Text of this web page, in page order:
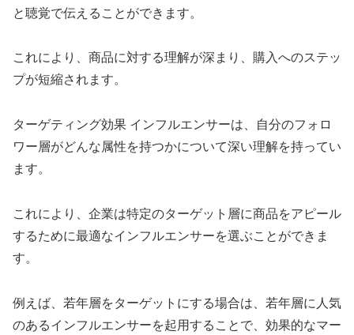
と聴覚で伝えることができます。
これにより、商品に対する理解が深まり、購入へのステッ
プが短縮されます。
ターゲティング効果 インフルエンサーは、自分のフォロ
ワー層がどんな属性を持つかについて深い理解を持ってい
ます。
これにより、企業は特定のターゲット層に商品をアピール
するために最適なインフルエンサーを選ぶことができま
す。
例えば、若年層をターゲットにする場合は、若年層に人気
のあるインフルエンサーを起用することで、効果的なマー